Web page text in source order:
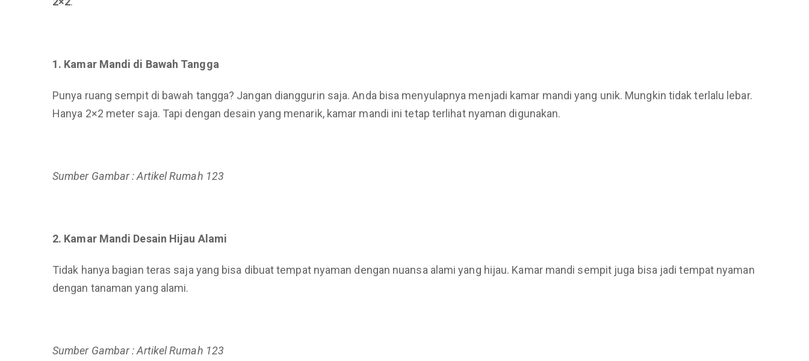
1. Kamar Mandi di Bawah Tangga
Punya ruang sempit di bawah tangga? Jangan dianggurin saja. Anda bisa menyulapnya menjadi kamar mandi yang unik. Mungkin tidak terlalu lebar.
Hanya 2×2 meter saja. Tapi dengan desain yang menarik, kamar mandi ini tetap terlihat nyaman digunakan.
Sumber Gambar : Artikel Rumah 123
2. Kamar Mandi Desain Hijau Alami
Tidak hanya bagian teras saja yang bisa dibuat tempat nyaman dengan nuansa alami yang hijau. Kamar mandi sempit juga bisa jadi tempat nyaman
dengan tanaman yang alami.
Sumber Gambar : Artikel Rumah 123